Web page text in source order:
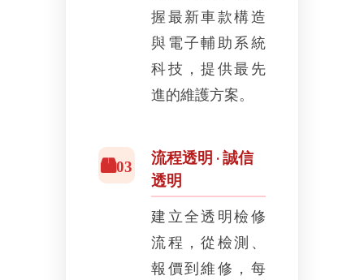
握最新車款構造
與電子輔助系統
科技，提供最先
進的維護方案。
03
流程透明 · 誠信
透明
建立全透明檢修
流程，從檢測、
報價到維修，每